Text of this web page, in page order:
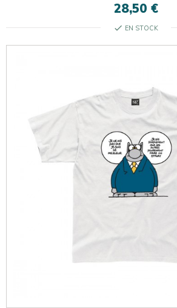
28,50 €
check EN STOCK